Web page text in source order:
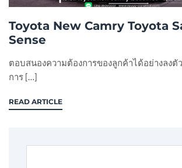
Toyota New Camry Toyota
Sense
ตอบสนองความต้องการของลูกค้าได้อย่างลงตั
การ […]
READ ARTICLE